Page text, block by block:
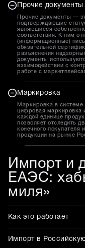
Прочие документы
Прочие документы —
подтверждающие
являющиеся
соответствия. К ним
(информационные)
обязательной
разъяснения
документы
взаимодействии с
работе с
Маркировка
Маркировка в системе
цифровая маркировка
каждой единице
позволяет отследить
конечного покупателя
продукции на рынке
Импорт и
ЕАЭС:
миля»
Как это работает
Импорт в